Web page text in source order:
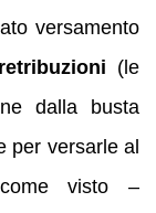
versamento
(le
dalla busta
per versarle al
visto –